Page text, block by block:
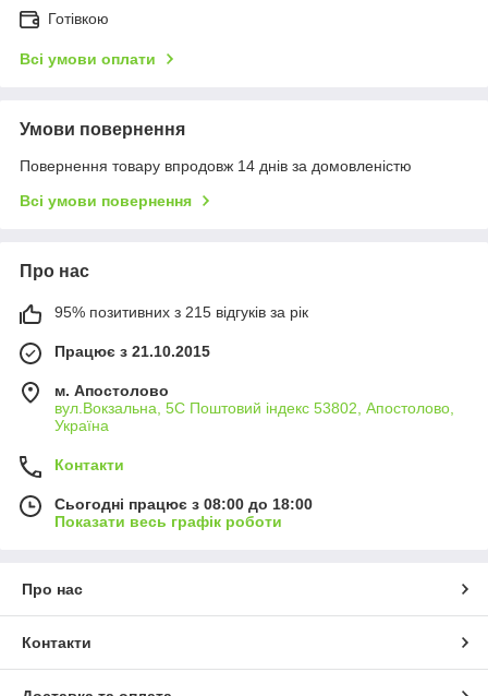
Готівкою
Всі умови оплати
Умови повернення
Повернення товару впродовж 14 днів за домовленістю
Всі умови повернення
Про нас
95% позитивних з 215 відгуків за рік
Працює з 21.10.2015
м. Апостолово
вул.Вокзальна, 5С Поштовий індекс 53802, Апостолово,
Україна
Контакти
Сьогодні працює з 08:00 до 18:00
Показати весь графік роботи
Про нас
Контакти